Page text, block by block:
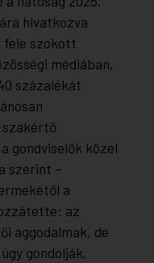
hivatkozva
fele szokott
médiában,
százalékát
gondviselők közel
szerint –
a
az
aggodalmak, de
gondolják,